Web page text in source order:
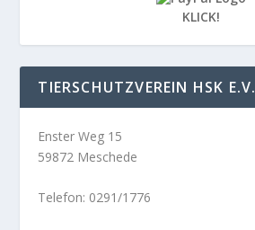
KLICK!
TIERSCHUTZVEREIN HSK E.V.
Enster Weg 15
59872 Meschede
Telefon: 0291/1776